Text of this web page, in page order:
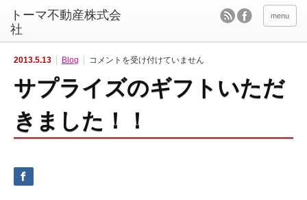
menu
2013.5.13 Blog
サ
イ
ギ
フ
ト
い
コメントを受け付けていません
サプライズのギフトいただ
きました！！